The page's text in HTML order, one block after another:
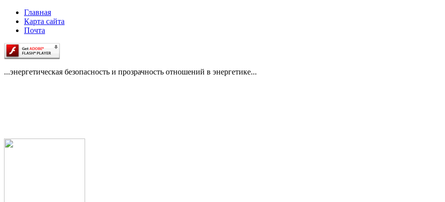
Главная
Карта сайта
Почта
...энергетическая безопасность и прозрачность отношений в энергетике...